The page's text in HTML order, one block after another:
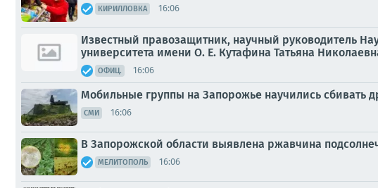
КИРИЛЛОВКА 16:06
Известный правозащитник, научный руководитель
университета имени О. Е. Кутафина Татьяна
ОФИЦ. 16:06
Мобильные группы на Запорожье научились сбивать
СМИ 16:06
В Запорожской области выявлена ржавчина
МЕЛИТОПОЛЬ 16:06